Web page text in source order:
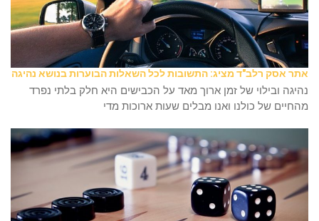
אתר אסק רלב"ד מציג: התשובות לכל השאלות הבוערות בנושא נהיגה
נהיגה ובילוי של זמן ארוך מאד על הכבישים היא חלק בלתי נפרד
מהחיים של כולנו ואנו מבלים שעות ארוכות מדי